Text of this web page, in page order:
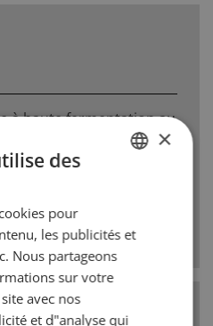
à haute fermentation au
anglais voulaient une
classiques. Ainsi le
et lamertume du
Des arômes comme la
ainsi que de fruits
de malt.
haute fermentation
×
des
pour
les publicités et
Nous partageons
sur votre
avec nos
et d"analyse qui